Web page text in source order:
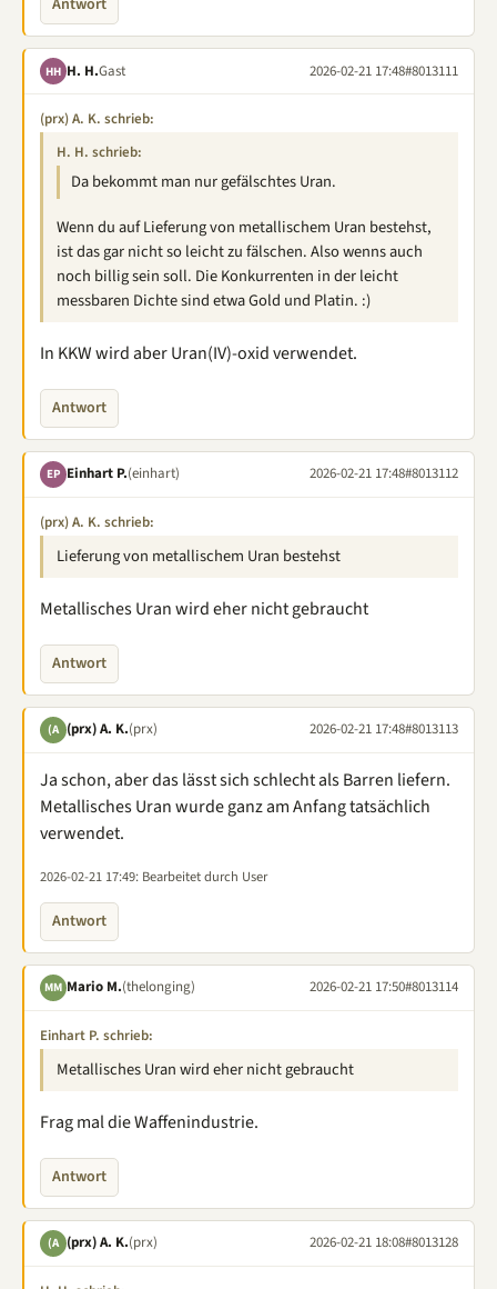
Antwort
HH H. H.Gast 2026-02-21 17:48#8013111
(prx) A. K. schrieb:
H. H. schrieb:
Da bekommt man nur gefälschtes Uran.
Wenn du auf Lieferung von metallischem Uran bestehst,
ist das gar nicht so leicht zu fälschen. Also wenns auch
noch billig sein soll. Die Konkurrenten in der leicht
messbaren Dichte sind etwa Gold und Platin. :)
In KKW wird aber Uran(IV)-oxid verwendet.
Antwort
EP Einhart P.(einhart) 2026-02-21 17:48#8013112
(prx) A. K. schrieb:
Lieferung von metallischem Uran bestehst
Metallisches Uran wird eher nicht gebraucht
Antwort
(A (prx) A. K.(prx) 2026-02-21 17:48#8013113
Ja schon, aber das lässt sich schlecht als Barren liefern.
Metallisches Uran wurde ganz am Anfang tatsächlich
verwendet.
2026-02-21 17:49: Bearbeitet durch User
Antwort
MM Mario M.(thelonging) 2026-02-21 17:50#8013114
Einhart P. schrieb:
Metallisches Uran wird eher nicht gebraucht
Frag mal die Waffenindustrie.
Antwort
(A (prx) A. K.(prx) 2026-02-21 18:08#8013128